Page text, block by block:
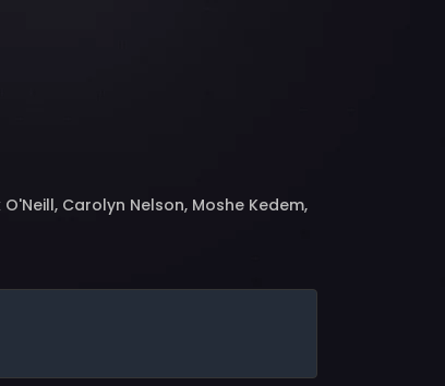
Carolyn Nelson, Moshe Kedem,
Christopher Allen, Jason Chang, Koh